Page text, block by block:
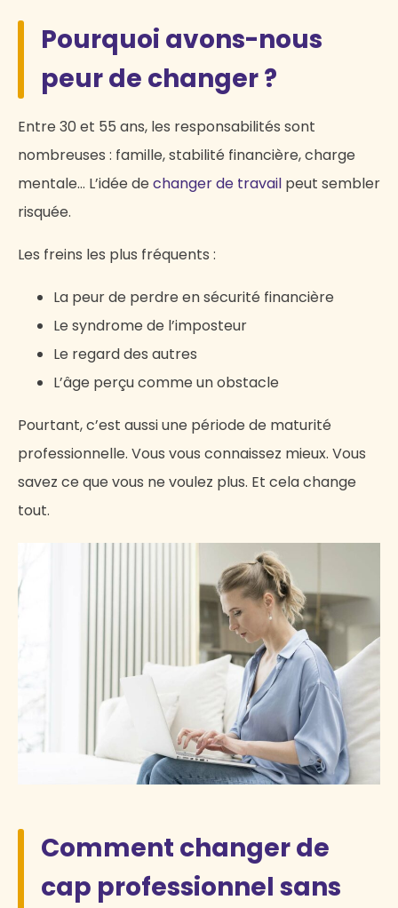
Pourquoi avons-nous
peur de changer ?
Entre 30 et 55 ans, les responsabilités sont
nombreuses : famille, stabilité financière, charge
mentale… L’idée de changer de travail peut sembler
risquée.
Les freins les plus fréquents :
La peur de perdre en sécurité financière
Le syndrome de l’imposteur
Le regard des autres
L’âge perçu comme un obstacle
Pourtant, c’est aussi une période de maturité
professionnelle. Vous vous connaissez mieux. Vous
savez ce que vous ne voulez plus. Et cela change
tout.
Comment changer de
cap professionnel sans